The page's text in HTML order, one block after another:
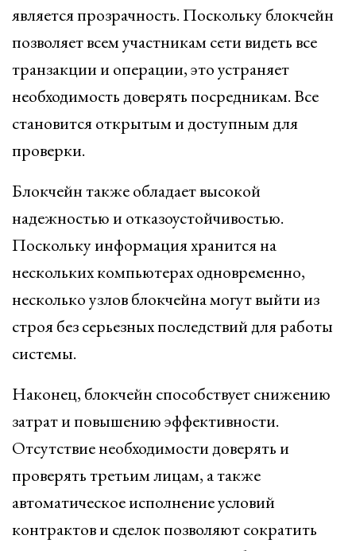
является прозрачность. Поскольку блокчейн
позволяет всем участникам сети видеть все
транзакции и операции, это устраняет
необходимость доверять посредникам. Все
становится открытым и доступным для
проверки.
Блокчейн также обладает высокой
надежностью и отказоустойчивостью.
Поскольку информация хранится на
нескольких компьютерах одновременно,
несколько узлов блокчейна могут выйти из
строя без серьезных последствий для работы
системы.
Наконец, блокчейн способствует снижению
затрат и повышению эффективности.
Отсутствие необходимости доверять и
проверять третьим лицам, а также
автоматическое исполнение условий
контрактов и сделок позволяют сократить